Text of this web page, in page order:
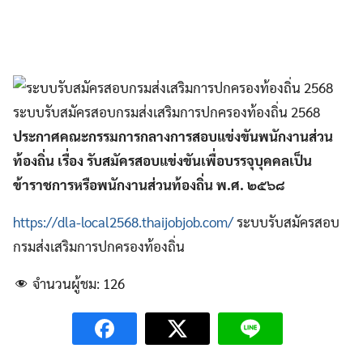
ระบบรับสมัครสอบกรมส่งเสริมการปกครองท้องถิ่น 2568
ประกาศคณะกรรมการกลางการสอบแข่งขันพนักงานส่วน
ท้องถิ่น เรื่อง รับสมัครสอบแข่งขันเพื่อบรรจุบุคคลเป็น
ข้าราชการหรือพนักงานส่วนท้องถิ่น พ.ศ. ๒๕๖๘
https://dla-local2568.thaijobjob.com/ระบบรับสมัครสอบ
กรมส่งเสริมการปกครองท้องถิ่น
จำนวนผู้ชม: 126